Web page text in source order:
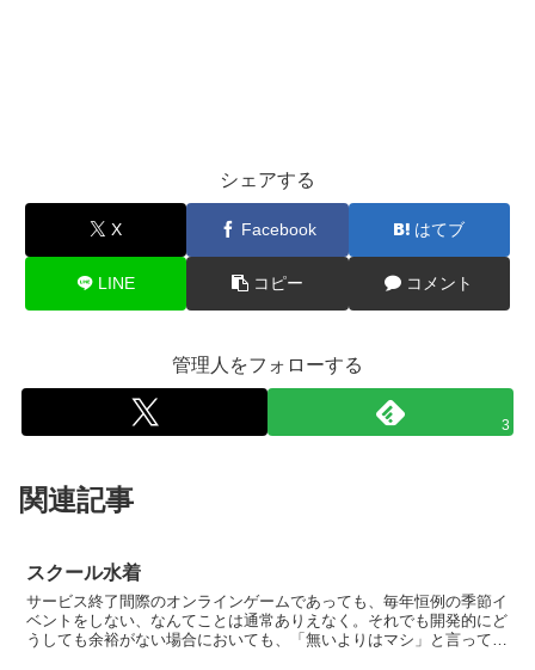
シェアする
X Facebook はてブ
LINE コピー コメント
管理人をフォローする
3
関連記事
スクール水着
サービス終了間際のオンラインゲームであっても、毎年恒例の季節イ
ベントをしない、なんてことは通常ありえなく。それでも開発的にど
うしても余裕がない場合においても、「無いよりはマシ」と言って再